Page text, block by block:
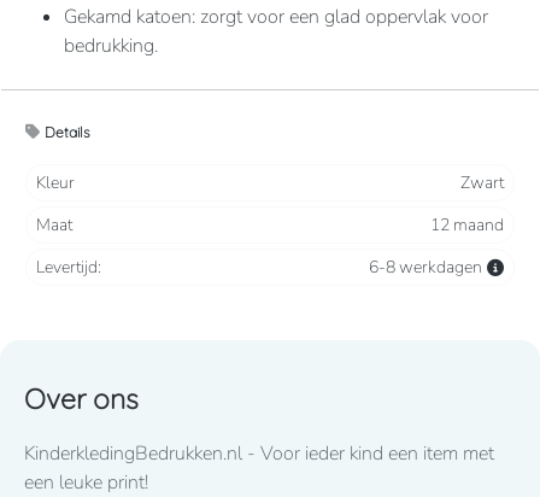
Gekamd katoen: zorgt voor een glad oppervlak voor
bedrukking.
Eco-verantwoorde samenstelling.
stiksel aan de mouwuiteinden.
Details
Kleur
Zwart
Maat
12 maand
Levertijd:
6-8 werkdagen
Over ons
KinderkledingBedrukken.nl - Voor ieder kind een item met
een leuke print!